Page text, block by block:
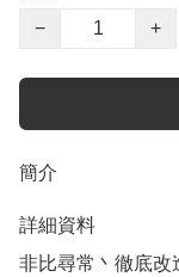
−
+
簡介
詳細資料
非比尋常丶徹底改